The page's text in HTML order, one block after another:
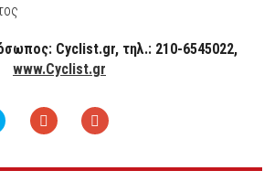
Cyclist.gr, τηλ.: 210-6545022,
www.Cyclist.gr